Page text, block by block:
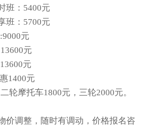
班：5400元
班：5700元
元
元
元
1400元
轮摩托车1800元，三轮2000元。
价调整，随时有调动，价格报名咨